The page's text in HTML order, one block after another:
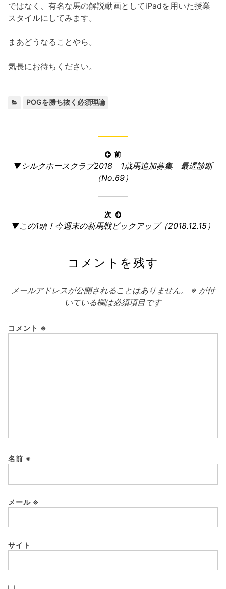
ではなく、有名な馬の解説動画としてiPadを用いた授業
スタイルにしてみます。
まあどうなることやら。
気長にお待ちください。
POGを勝ち抜く必須理論
稿
ー
前
前
▼シルクホースクラブ2018 1歳馬追加募集 最遅診断
（No.69）
次
次
▼この1頭！今週末の新馬戦ピックアップ（2018.12.15）
コメントを残す
メールアドレスが公開されることはありません。 ※ が付
いている欄は必須項目です
コメント ※
名前 ※
メール ※
サイト